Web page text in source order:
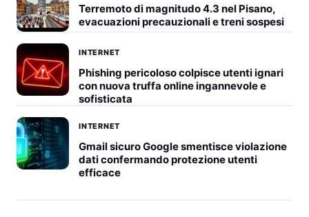
Terremoto di magnitudo 4.3 nel Pisano,
evacuazioni precauzionali e treni sospesi
INTERNET
Phishing pericoloso colpisce utenti ignari
con nuova truffa online ingannevole e
sofisticata
INTERNET
Gmail sicuro Google smentisce violazione
dati confermando protezione utenti
efficace